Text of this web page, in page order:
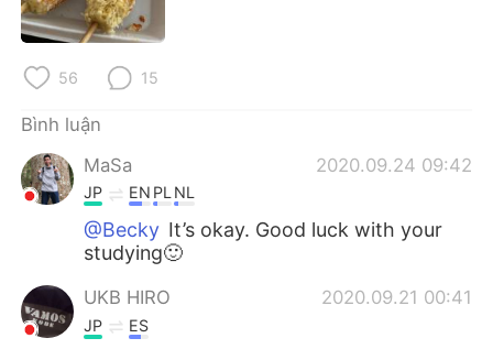
Italiano
Português
56 15
Bình luận
MaSa
2020.09.24 09:42
JP EN PL NL
@Becky It’s okay. Good luck with your
studying🙂
UKB HIRO 2020.09.21 00:41
JP ES